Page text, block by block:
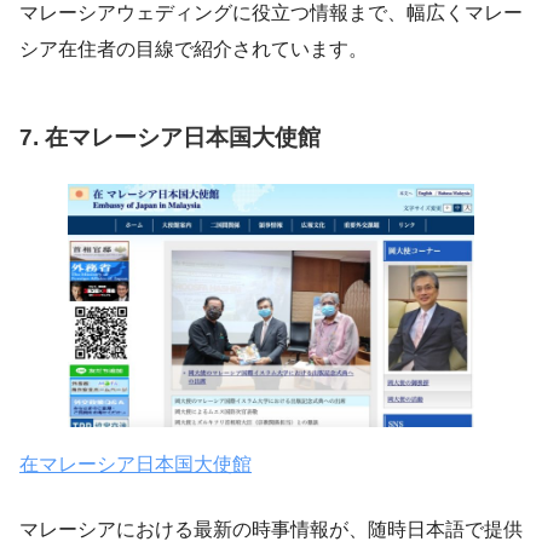
マレーシアウェディングに役立つ情報まで、幅広くマレー
シア在住者の目線で紹介されています。
7. 在マレーシア日本国大使館
在マレーシア日本国大使館
マレーシアにおける最新の時事情報が、随時日本語で提供